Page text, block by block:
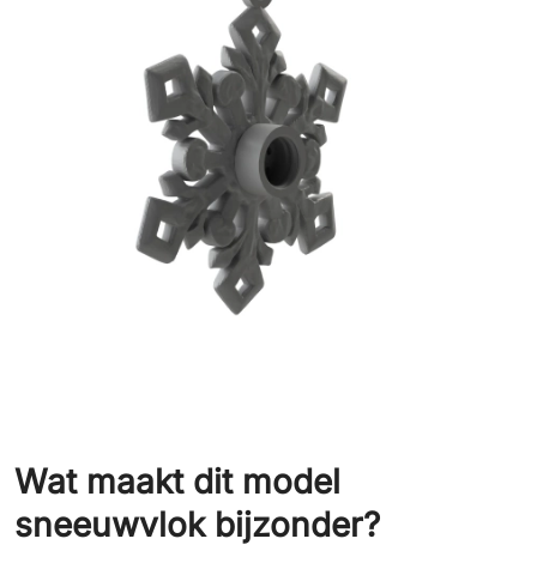
Wat maakt dit model
sneeuwvlok bijzonder?